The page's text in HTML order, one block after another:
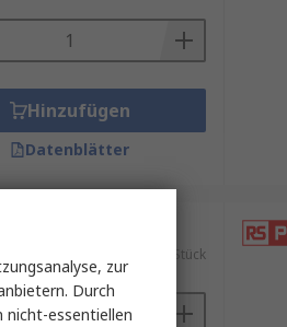
Hinzufügen
Datenblätter
10,46 €/Stück
zur
Durch
nicht-essentiellen